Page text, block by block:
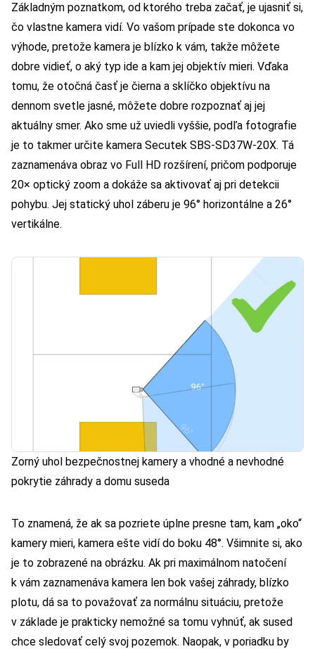
Základným poznatkom, od ktorého treba začať, je ujasniť si,
čo vlastne kamera vidí. Vo vašom prípade ste dokonca vo
výhode, pretože kamera je blízko k vám, takže môžete
dobre vidieť, o aký typ ide a kam jej objektív mieri. Vďaka
tomu, že otočná časť je čierna a sklíčko objektívu na
dennom svetle jasné, môžete dobre rozpoznať aj jej
aktuálny smer. Ako sme už uviedli vyššie, podľa fotografie
je to takmer určite kamera Secutek SBS-SD37W-20X. Tá
zaznamenáva obraz vo Full HD rozšírení, pričom podporuje
20× optický zoom a dokáže sa aktivovať aj pri detekcii
pohybu. Jej statický uhol záberu je 96° horizontálne a 26°
vertikálne.
Zorný uhol bezpečnostnej kamery a vhodné a nevhodné
pokrytie záhrady a domu suseda
To znamená, že ak sa pozriete úplne presne tam, kam „oko“
kamery mieri, kamera ešte vidí do boku 48°. Všimnite si, ako
je to zobrazené na obrázku. Ak pri maximálnom natočení
k vám zaznamenáva kamera len bok vašej záhrady, blízko
plotu, dá sa to považovať za normálnu situáciu, pretože
v základe je prakticky nemožné sa tomu vyhnúť, ak sused
chce sledovať celý svoj pozemok. Naopak, v poriadku by